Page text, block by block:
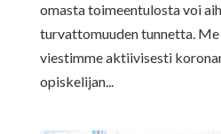
omasta toimeentulosta voi
turvattomuuden tunnetta.
viestimme aktiivisesti
opiskelijan...